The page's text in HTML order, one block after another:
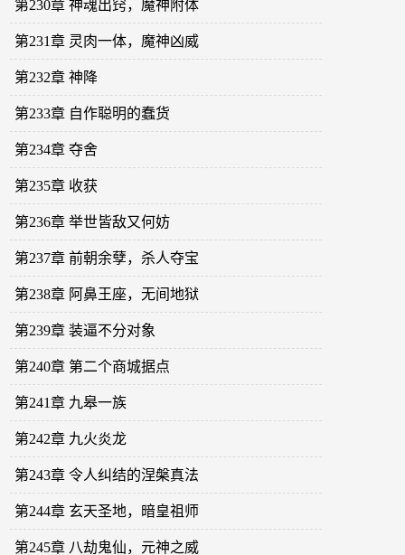
第230章 神魂出窍，魔神附体
第231章 灵肉一体，魔神凶威
第232章 神降
第233章 自作聪明的蠢货
第234章 夺舍
第235章 收获
第236章 举世皆敌又何妨
第237章 前朝余孽，杀人夺宝
第238章 阿鼻王座，无间地狱
第239章 装逼不分对象
第240章 第二个商城据点
第241章 九皋一族
第242章 九火炎龙
第243章 令人纠结的涅槃真法
第244章 玄天圣地，暗皇祖师
第245章 八劫鬼仙，元神之威